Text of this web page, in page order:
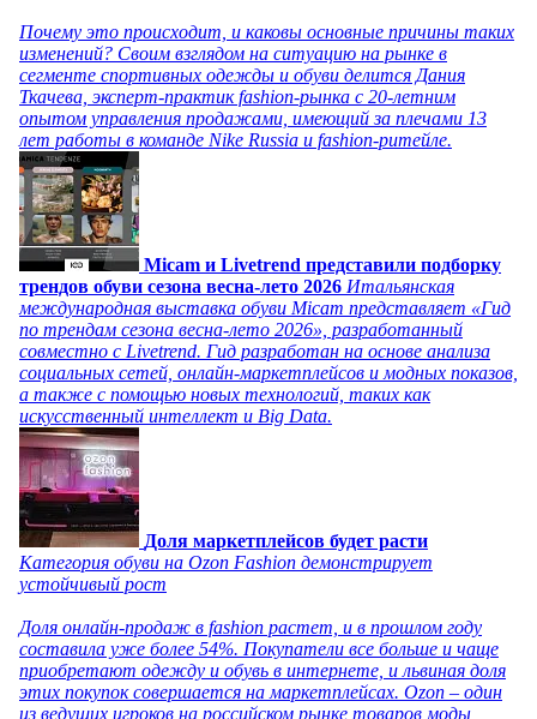
Почему это происходит, и каковы основные причины таких
изменений? Своим взглядом на ситуацию на рынке в
сегменте спортивных одежды и обуви делится Дания
Ткачева, эксперт-практик fashion-рынка с 20-летним
опытом управления продажами, имеющий за плечами 13
лет работы в команде Nike Russia и fashion-ритейле.
Micam и Livetrend представили подборку
трендов обуви сезона весна-лето 2026 Итальянская
международная выставка обуви Micam представляет «Гид
по трендам сезона весна-лето 2026», разработанный
совместно с Livetrend. Гид разработан на основе анализа
социальных сетей, онлайн-маркетплейсов и модных показов,
а также с помощью новых технологий, таких как
искусственный интеллект и Big Data.
Доля маркетплейсов будет расти
Категория обуви на Ozon Fashion демонстрирует
устойчивый рост
Доля онлайн-продаж в fashion растет, и в прошлом году
составила уже более 54%. Покупатели все больше и чаще
приобретают одежду и обувь в интернете, и львиная доля
этих покупок совершается на маркетплейсах. Ozon – один
из ведущих игроков на российском рынке товаров моды,